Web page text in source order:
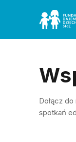
Dołącz
spotkań